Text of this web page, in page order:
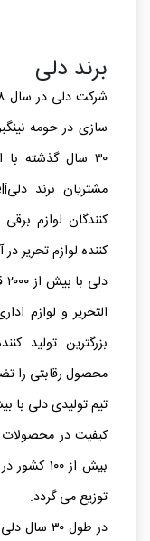
برند دلی
سازی در حومه
۳۰ سال گذشته
کنندگان لوازم
کننده لوازم تحریر
التحریر و لوازم
بزرگترین تولید
محصول رقابتی را
کیفیت در
توزیع می گردد.